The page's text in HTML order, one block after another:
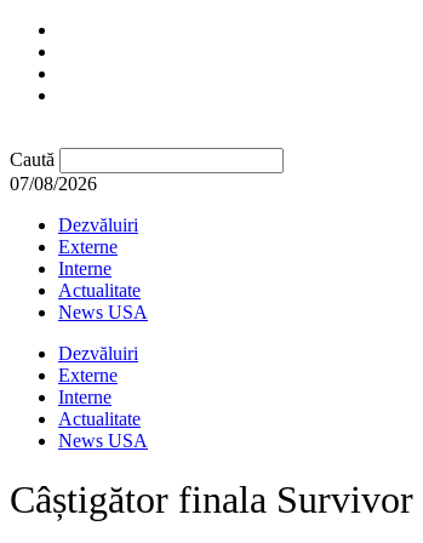
Caută
07/08/2026
Dezvăluiri
Externe
Interne
Actualitate
News USA
Dezvăluiri
Externe
Interne
Actualitate
News USA
Câștigător finala